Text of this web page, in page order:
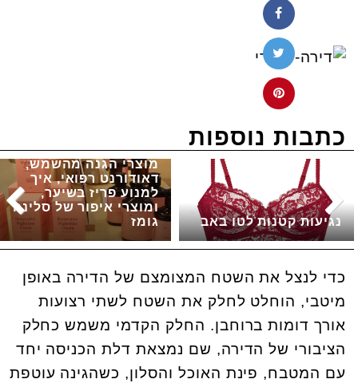
כתבות נוספות
מוצרי הגנה מהשמש,
דאודורנט רפואי, איך
למנוע פריז בשיער,
ומוצרי איפור של סלינה
גומז
נגיעות קטנות לטו באב
כדי לנצל את השטח המצומצם של הדירה באופן
מיטבי, הוחלט לחלק את השטח לשתי רצועות
אורך דומות ברוחבן. החלק הקדמי משמש כחלק
הציבורי של הדירה, שם נמצאת דלת הכניסה יחד
עם המטבח, פינת האוכל והסלון, כשהגינה עוטפת